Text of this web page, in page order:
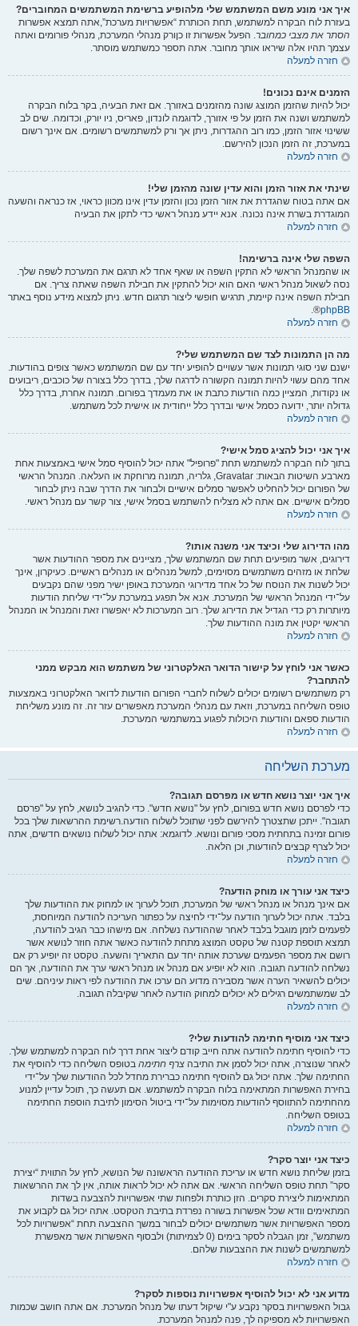
איך אני מונע משם המשתמש שלי מלהופיע ברשימת המשתמשים המחוברים?
בעזרת לוח הבקרה למשתמש, תחת הכותרת “אפשרויות מערכת”,אתה תמצא אפשרות
הסתר את מצבי כמחובר. הפעל אפשרות זו כןורק מנהלי המערכת, מנהלי פורומים ואתה
עצמך תהיו אלה שיראו אותך מחובר. אתה תספר כמשתמש מוסתר.
חזרה למעלה
הזמנים אינם נכונים!
יכול להיות שהזמן המוצג שונה מהזמנים באזורך. אם זאת הבעיה, בקר בלוח הבקרה
למשתמש ושנה את הזמן על פי אזורך, לדוגמה לונדון, פאריס, ניו יורק, וכדומה. שים לב
ששינוי אזור הזמן, כמו רוב ההגדרות, ניתן אך ורק למשתמשים רשומים. אם אינך רשום
במערכת, זה הזמן הנכון להירשם.
חזרה למעלה
שינתי את אזור הזמן והוא עדין שונה מהזמן שלי!
אם אתה בטוח שהגדרת את אזור הזמן נכון והזמן עדין אינו מכוון כראוי, אז כנראה והשעה
המוגדרת בשרת אינה נכונה. אנא יידע מנהל ראשי כדי לתקן את הבעיה
חזרה למעלה
השפה שלי אינה ברשימה!
או שהמנהל הראשי לא התקין השפה או שאף אחד לא תרגם את המערכת לשפה שלך.
נסה לשאול מנהל ראשי האם הוא יכול להתקין את חבילת השפה שאתה צריך. אם
חבילת השפה אינה קיימת, תרגיש חופשי ליצור תרגום חדש. ניתן למצוא מידע נוסף באתר
phpBB
®.
חזרה למעלה
מה הן התמונות לצד שם המשתמש שלי?
ישנם שני סוגי תמונות אשר עשויים להופיע יחד עם שם המשתמש כאשר צופים בהודעות.
אחד מהם עשוי להיות תמונה הקשורה לדרגה שלך, בדרך כלל בצורה של כוכבים, ריבועים
או נקודות, המציין כמה הודעות כתבת או את מעמדך בפורום. תמונה אחרת, בדרך כלל
גדולה יותר, ידועה כסמל אישי ובדרך כלל ייחודית או אישית לכל משתמש.
חזרה למעלה
איך אני יכול להציג סמל אישי?
בתוך לוח הבקרה למשתמש תחת "פרופיל" אתה יכול להוסיף סמל אישי באמצעות אחת
מארבע השיטות הבאות: Gravatar, גלריה, תמונה מרוחקת או העלאה. המנהל הראשי
של הפורום יכול להחליט לאפשר סמלים אישיים ולבחור את הדרך שבה ניתן לבחור
סמלים אישיים. אם אתה לא מצליח להשתמש בסמל אישי, צור קשר עם מנהל ראשי.
חזרה למעלה
מהו הדירוג שלי וכיצד אני משנה אותו?
דירוגים, אשר מופיעים תחת שם המשתמש שלך, מציינים את מספר ההודעות אשר
שלחת או מזהים משתמשים מסוימים, למשל מנהלים או מנהלים ראשיים. כעיקרון, אינך
יכול לשנות את הנוסח של כל אחד מדירוגי המערכת באופן ישיר מפני שהם נקבעים
על־ידי המנהל הראשי של המערכת. אנא אל תפגע במערכת על־ידי שליחת הודעות
מיותרות רק כדי הגדיל את הדירוג שלך. רוב המערכות לא יאפשרו זאת והמנהל או המנהל
הראשי יקטין את מונה ההודעות שלך.
חזרה למעלה
כאשר אני לוחץ על קישור הדואר האלקטרוני של משתמש הוא מבקש ממני
להתחבר?
רק משתמשים רשומים יכולים לשלוח לחברי הפורום הודעות לדואר האלקטרוני באמצעות
טופס השליחה במערכת, וזאת עם מנהלי המערכת מאפשרים עזר זה. זה מונע משליחת
הודעות ספאם והודעות היכולות לפגוע במשתמשי המערכת.
חזרה למעלה
מערכת השליחה
איך אני יוצר נושא חדש או מפרסם תגובה?
כדי לפרסם נושא חדש בפורום, לחץ על "נושא חדש". כדי להגיב לנושא, לחץ על "פרסם
תגובה". ייתכן שתצטרך להירשם לפני שתוכל לשלוח הודעה.רשימת ההרשאות שלך בכל
פורום זמינה בתחתית מסכי פורום ונושא. לדוגמא: אתה יכול לשלוח נושאים חדשים, אתה
יכול לצרף קבצים להודעות, וכן הלאה.
חזרה למעלה
כיצד אני עורך או מוחק הודעה?
אם אינך מנהל או מנהל ראשי של המערכת, תוכל לערוך או למחוק את ההודעות שלך
בלבד. אתה יכול לערוך הודעה על־ידי לחיצה על כפתור העריכה להודעה המיוחסת,
לפעמים לזמן מוגבל בלבד לאחר שההודעה נשלחה. אם מישהו כבר הגיב להודעה,
תמצא תוספת קטנה של טקסט המוצג מתחת להודעה כאשר אתה חוזר לנושא אשר
רושם את מספר הפעמים שערכת אותה יחד עם התאריך והשעה. טקסט זה יופיע רק אם
נשלחה להודעה תגובה. הוא לא יופיע אם מנהל או מנהל ראשי ערך את ההודעה, אך הם
יכולים להשאיר הערה אשר מסבירה מדוע הם ערכו את ההודעה לפי ראות עיניהם. שים
לב שמשתמשים רגילים לא יכולים למחוק הודעה לאחר שקיבלה תגובה.
חזרה למעלה
כיצד אני מוסיף חתימה להודעות שלי?
כדי להוסיף חתימה להודעה אתה חייב קודם ליצור אחת דרך לוח הבקרה למשתמש שלך.
לאחר שנוצרה, אתה יכול לסמן את התיבה צרף חתימה בטופס השליחה כדי להוסיף את
החתימה שלך. אתה יכול גם להוסיף חתימה כברירת מחדל לכל ההודעות שלך על־ידי
בחירת האפשרות המתאימה בלוח הבקרה למשתמש. אם תעשה כך, תוכל עדיין למנוע
מהחתימה להתווסף להודעות מסוימות על־ידי ביטול הסימון לתיבת הוספת החתימה
בטופס השליחה.
חזרה למעלה
כיצד אני יוצר סקר?
בזמן שליחת נושא חדש או עריכת ההודעה הראשונה של הנושא, לחץ על התווית “יצירת
סקר” תחת טופס השליחה הראשי. אם אתה לא יכול לראות אותה, אין לך את ההרשאות
המתאימות ליצירת סקרים. הזן כותרת ולפחות שתי אפשרויות להצבעה בשדות
המתאימים וודא שכל אפשרות בשורה נפרדת בתיבת הטקסט. אתה יכול גם לקבוע את
מספר האפשרויות אשר משתמשים יכולים לבחור במשך ההצבעה תחת “אפשרויות לכל
משתמש”, זמן הגבלה לסקר בימים (0 לצמיתות) ולבסוף האפשרות אשר מאפשרת
למשתמשים לשנות את ההצבעות שלהם.
חזרה למעלה
מדוע אני לא יכול להוסיף אפשרויות נוספות לסקר?
גבול האפשרויות בסקר נקבע ע"י שיקול דעתו של מנהל המערכת. אם אתה חושב שכמות
האפשרויות לא מספיקה לך, פנה למנהל המערכת.